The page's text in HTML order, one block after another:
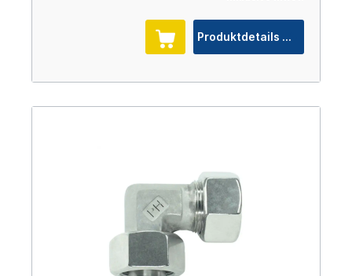
Produktdetails